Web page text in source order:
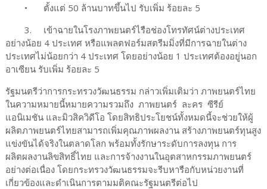
•
ตั้งแต่ 50 ล้านบาทขึ้นไป รับเพิ่ม ร้อยละ 5
3.
เข้าฉายในโรงภาพยนตร์ไรือช่องโทรทัศน์ต่างประเทศ
อย่างน้อย 4 ประเทศ หรือแพลตฟอร์มสตรีมมิ่งที่มีการฉายในต่าง
ประเทศไม่น้อยกว่า 4 ประเทศ โดยอย่างน้อย 1 ประเทศต้องอยู่นอก
อาเซียน รับเพิ่ม ร้อยละ 5
รัฐมนตรีว่าการกระทรวงวัฒนธรรม กล่าวเพิ่มเติมว่า ภาพยนตร์ไทย
ในความหมายนี้หมายความรวมถึง ภาพยนตร์ ละคร ซีรีย์
แอนิเมชัน และมิวสิควิดีโอ โดยสิทธิประโยชน์ทั้งหมดนี้จะช่วยให้ผู้
ผลิตภาพยนตร์ไทยสามารถเพิ่มคุณภาพผลงาน สร้างภาพยนตร์ทุนสูง
แข่งขันได้จริงในตลาดโลก พร้อมทั้งรักษาระดับการลงทุน การ
ผลิตผลงานลิขสิทธิ์ไทย และการจ้างงานในอุตสาหกรรมภาพยนตร์
อย่างต่อเนื่อง โดยกระทรวงวัฒนธรรมจะรีบหารือกับหน่วยงานที่
เกี่ยวข้องและดำเนินการตามมติคณะรัฐมนตรีต่อไป